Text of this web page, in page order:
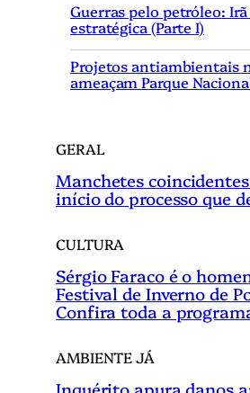
Guerras pelo petróleo:
estratégica (Parte I)
Projetos antiambientais
ameaçam Parque
GERAL
Manchetes
início do processo que
CULTURA
Sérgio Faraco é o
Festival de Inverno de
Confira toda a
AMBIENTE JÁ